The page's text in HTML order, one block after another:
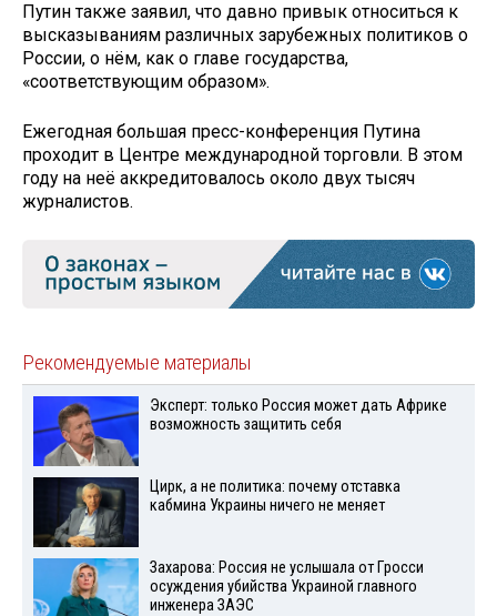
Путин также заявил, что давно привык относиться к
высказываниям различных зарубежных политиков о
России, о нём, как о главе государства,
«соответствующим образом».
Ежегодная большая пресс-конференция Путина
проходит в Центре международной торговли. В этом
году на неё аккредитовалось около двух тысяч
журналистов.
Рекомендуемые материалы
Эксперт: только Россия может дать Африке
возможность защитить себя
Цирк, а не политика: почему отставка
кабмина Украины ничего не меняет
Захарова: Россия не услышала от Гросси
осуждения убийства Украиной главного
инженера ЗАЭС